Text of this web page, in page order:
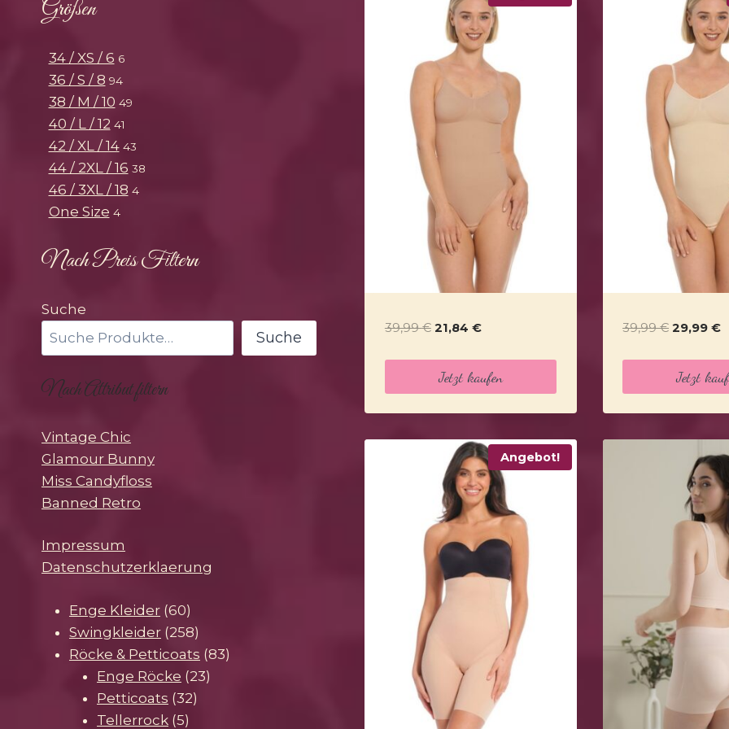
39,99€ Ursprünglicher
39,99 €
21,84 €Aktueller
21,84 €.
Jetzt kaufen
39,99€
39,99 €
29,99€
Jetzt
Angebot!
Größen
34 / XS / 6 6
36 / S / 8 94
38 / M / 10 49
40 / L / 12 41
42 / XL / 14 43
44 / 2XL / 16 38
46 / 3XL / 18 4
One Size 4
Nach Preis Filtern
Suche
Suche
Nach Attribut filtern
Vintage Chic
Glamour Bunny
Miss Candyfloss
Banned Retro
Impressum
Datenschutzerklaerung
Enge Kleider 6060
Produkte
Swingkleider 258258
Produkte
Röcke & Petticoats 8383
Enge Röcke 2323
Petticoats 3232
Tellerrock 55